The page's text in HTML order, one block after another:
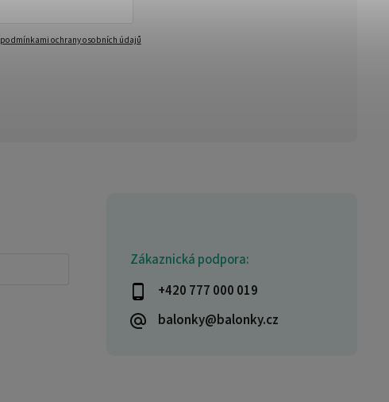
Zákaznická podpora:
+420 777 000 019
balonky@balonky.cz
podmínkami ochrany osobních údajů